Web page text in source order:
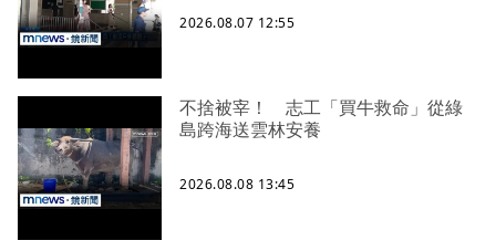
2026.08.07 12:55
不捨被宰！ 志工「買牛救命」從綠
島跨海送雲林安養
2026.08.08 13:45